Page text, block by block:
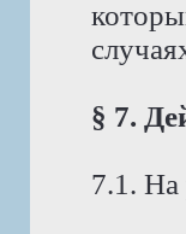
§ 7.
7.1. На